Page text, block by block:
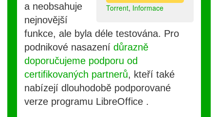
Torrent, Informace
a neobsahuje
nejnovější
funkce, ale byla déle testována. Pro
podnikové nasazení důrazně
doporučujeme podporu od
certifikovaných partnerů, kteří také
nabízejí dlouhodobě podporované
verze programu LibreOffice .